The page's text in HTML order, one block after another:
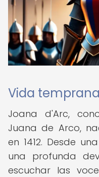
Vida
Joana d'Arc,
Juana de Arco,
en 1412. Desde
una profunda
escuchar las